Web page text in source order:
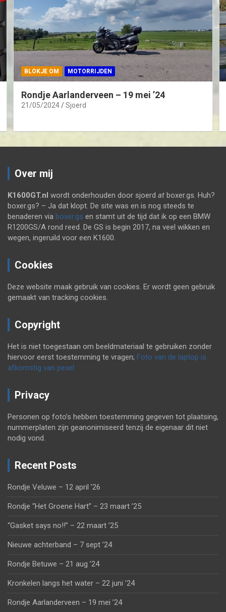
BLOKJE OM MOTORRIJDEN
Rondje Aarlanderveen – 19 mei ’24
21/05/2024 Sjoerd
Over mij
K1600GT.nl wordt onderhouden door sjoerd at boxer.gs. Huh?
boxer.gs? – Ja dat klopt. De site was en is nog steeds te
benaderen via boxer.gs en stamt uit de tijd dat ik op een BMW
R1200GS/A rond reed. De GS is begin 2017, na veel wikken en
wegen, ingeruild voor een K1600.
Cookies
Deze website maak gebruik van cookies. Er wordt geen gebruik
gemaakt van tracking cookies.
Copyright
Het is niet toegestaan om beeldmateriaal te gebruiken zonder
hiervoor eerst toestemming te vragen; Foto van de laptop is
afkomstig van pexel
Privacy
Personen op foto’s hebben toestemming gegeven tot plaatsing,
nummerplaten zijn geanonimiseerd tenzij de eigenaar dit niet
nodig vond.
Recent Posts
Rondje Veluwe – 12 april ’26
Rondje “Het Groene Hart” – 23 maart ’25
“Gasket says no!!” – 22 maart ’25
Nieuwe achterband – 7 sept ’24
Rondje Betuwe – 21 aug ’24
Kronkelen langs het water – 22 juni ’24
Rondje Aarlanderveen – 19 mei ’24